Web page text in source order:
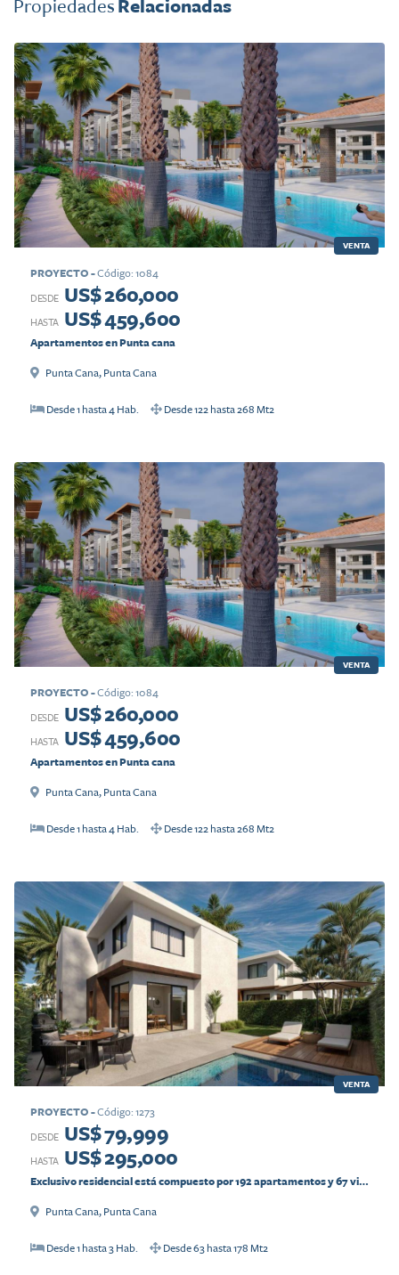
Propiedades Relacionadas
VENTA
PROYECTO -Código: 1084
DESDE US$ 260,000
HASTA US$ 459,600
Apartamentos en Punta cana
Punta Cana, Punta Cana
Desde1 hasta4 Hab. Desde122 hasta268 Mt2
VENTA
PROYECTO -Código: 1084
DESDE US$ 260,000
HASTA US$ 459,600
Apartamentos en Punta cana
Punta Cana, Punta Cana
Desde1 hasta4 Hab. Desde122 hasta268 Mt2
VENTA
PROYECTO -Código: 1273
DESDE US$ 79,999
HASTA US$ 295,000
Exclusivo residencial está compuesto por 192 apartamentos y 67 villas.
Punta Cana, Punta Cana
Desde1 hasta3 Hab. Desde63 hasta178 Mt2